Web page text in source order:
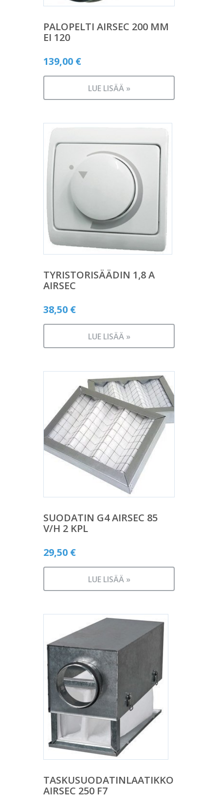
PALOPELTI AIRSEC 200 MM
EI 120
139,00 €
LUE LISÄÄ »
TYRISTORISÄÄDIN 1,8 A
AIRSEC
38,50 €
LUE LISÄÄ »
SUODATIN G4 AIRSEC 85
V/H 2 KPL
29,50 €
LUE LISÄÄ »
TASKUSUODATINLAATIKKO
AIRSEC 250 F7